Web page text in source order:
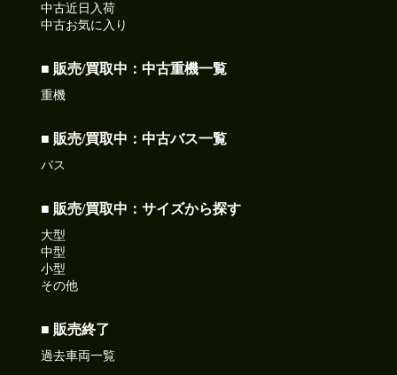
中古近日入荷
中古お気に入り
■ 販売/買取中：中古重機一覧
重機
■ 販売/買取中：中古バス一覧
バス
■ 販売/買取中：サイズから探す
大型
中型
小型
その他
■ 販売終了
過去車両一覧